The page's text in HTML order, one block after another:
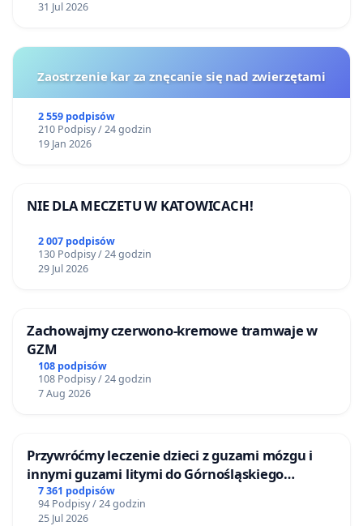
31 Jul 2026
Zaostrzenie kar za znęcanie się nad zwierzętami
2 559 podpisów
210 Podpisy / 24 godzin
19 Jan 2026
NIE DLA MECZETU W KATOWICACH!
2 007 podpisów
130 Podpisy / 24 godzin
29 Jul 2026
Zachowajmy czerwono-kremowe tramwaje w
GZM
108 podpisów
108 Podpisy / 24 godzin
7 Aug 2026
Przywróćmy leczenie dzieci z guzami mózgu i
innymi guzami litymi do Górnośląskiego
Centrum Zdrowia Dziecka w Katowicach
7 361 podpisów
94 Podpisy / 24 godzin
25 Jul 2026